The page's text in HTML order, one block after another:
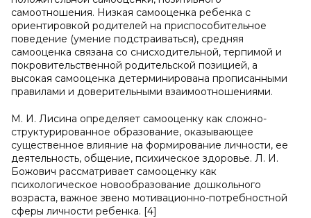
самоотношения. Низкая самооценка ребенка с
ориентировкой родителей на приспособительное
поведение (умение подстраиваться), средняя
самооценка связана со снисходительной, терпимой и
покровительственной родительской позицией, а
высокая самооценка детерминирована прописанными
правилами и доверительными взаимоотношениями.
М. И. Лисина определяет самооценку как сложно-
структурированное образование, оказывающее
существенное влияние на формирование личности, ее
деятельность, общение, психическое здоровье. Л. И.
Божович рассматривает самооценку как
психологическое новообразование дошкольного
возраста, важное звено мотивационно-потребностной
сферы личности ребенка. [4]